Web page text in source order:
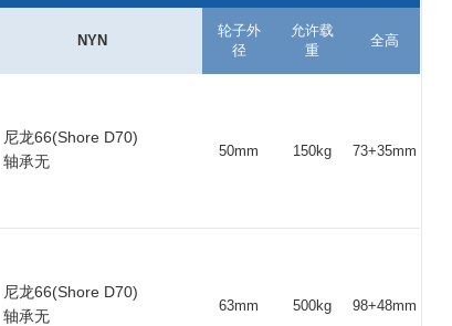
60 X
25 10
28
NYN
轮子外
径
允许载
重
全高
尼龙66(Shore D70)
轴承无
50mm 150kg 73+35mm
尼龙66(Shore D70)
轴承无
63mm 500kg 98+48mm